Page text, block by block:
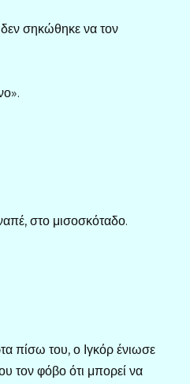
σηκώθηκε να τον
στο μισοσκόταδο.
πίσω του, ο Ιγκόρ ένιωσε
τον φόβο ότι μπορεί να